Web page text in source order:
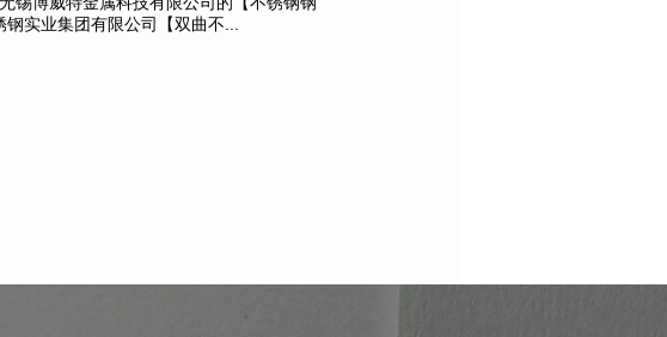
实业集团有限公司【双曲不...